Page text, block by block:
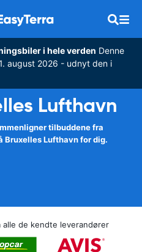
i hele verden Denne
august 2026 - udnyt den i
Lufthavn
tilbuddene fra
Bruxelles Lufthavn for dig.
de kendte leverandører